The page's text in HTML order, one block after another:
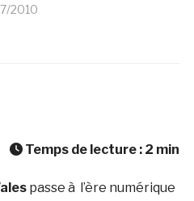
2010
Temps de lecture : 2 min
passe à l’ère numérique